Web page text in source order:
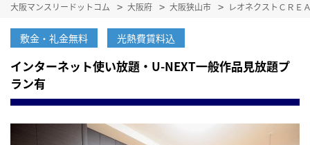
大阪マンスリードットコム 大阪府 大阪狭山市 レオネクストＣＲＥ
敷金・礼金無料 光熱費賃料込
インターネット使い放題・U-NEXT一般作品見放題プ
ラン有